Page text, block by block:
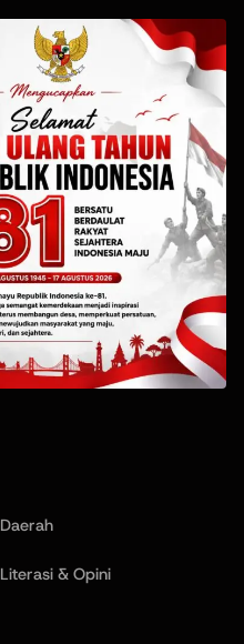
Daerah
Literasi & Opini